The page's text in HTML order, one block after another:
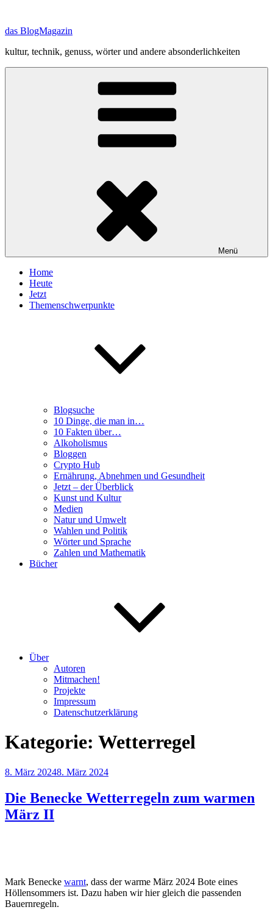
springen
das BlogMagazin
kultur, technik, genuss, wörter und andere absonderlichkeiten
Menü
Home
Heute
Jetzt
Themenschwerpunkte
Blogsuche
10 Dinge, die man in…
10 Fakten über…
Alkoholismus
Bloggen
Crypto Hub
Ernährung, Abnehmen und Gesundheit
Jetzt – der Überblick
Kunst und Kultur
Medien
Natur und Umwelt
Wahlen und Politik
Wörter und Sprache
Zahlen und Mathematik
Bücher
Über
Autoren
Mitmachen!
Projekte
Impressum
Datenschutzerklärung
Kategorie: Wetterregel
Veröffentlicht
8. März 20248. März 2024
Die Benecke Wetterregeln zum warmen
März II
Mark Benecke warnt, dass der warme März 2024 Bote eines
Höllensommers ist. Dazu haben wir hier gleich die passenden
Bauernregeln.